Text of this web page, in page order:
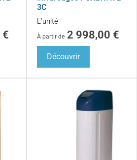
€
3C
L'unité
À partir de 2 998,00 €
Découvrir